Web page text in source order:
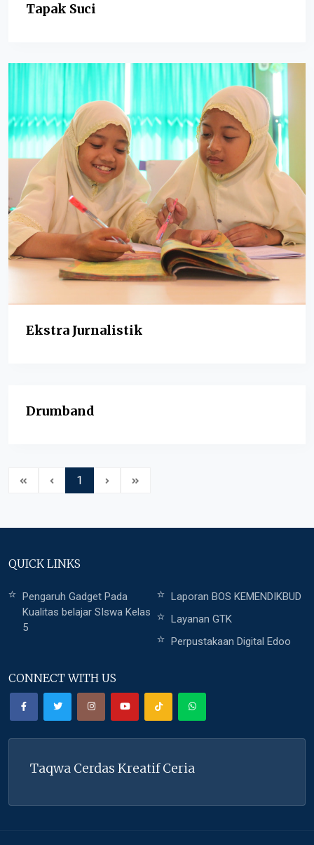
Tapak Suci
Ekstra Jurnalistik
Drumband
1
QUICK LINKS
Pengaruh Gadget Pada
Kualitas belajar SIswa Kelas
5
Laporan BOS KEMENDIKBUD
Layanan GTK
Perpustakaan Digital Edoo
CONNECT WITH US
Taqwa Cerdas Kreatif Ceria